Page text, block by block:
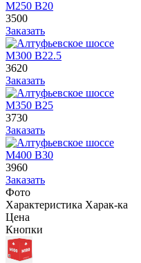
М250 В20
3500
Заказать
М300 В22.5
3620
Заказать
М350 В25
3730
Заказать
М400 В30
3960
Заказать
Фото
Характеристика Харак-ка
Цена
Кнопки